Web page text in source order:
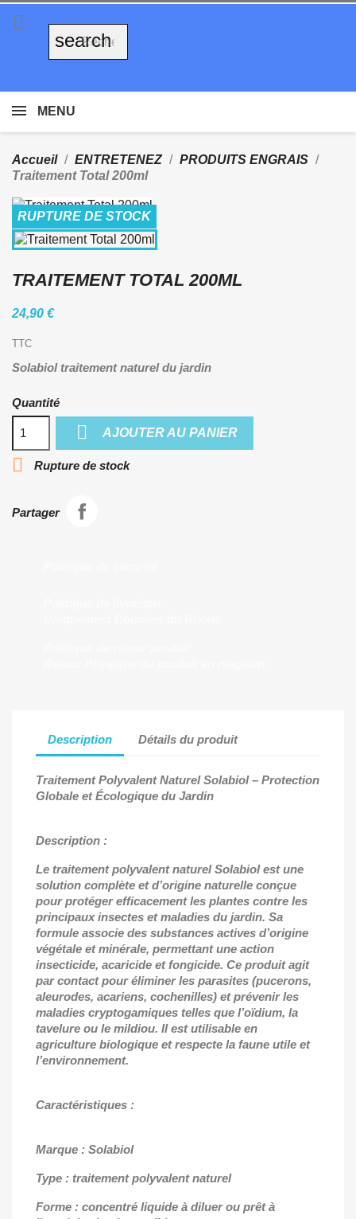

search
MENU
Accueil ENTRETENEZ
PRODUITS ENGRAIS
Traitement Total 200ml
RUPTURE DE STOCK
TRAITEMENT TOTAL 200ML
24,90 €
TTC
Solabiol traitement naturel du jardin
Quantité
 AJOUTER AU PANIER
 Rupture de stock
Partager
Description Détails du produit
Traitement Polyvalent Naturel Solabiol– Protection
Globale etÉcologique du Jardin
Description :
Le traitement polyvalent naturel Solabiol est une
solution complète et d’origine naturelle conçue
pour protéger efficacement les plantes contre les
principaux insectes et maladies du jardin. Sa
formule associe des substances actives d’origine
végétale et minérale, permettant une action
insecticide, acaricide et fongicide. Ce produit agit
par contact pour éliminer les parasites (pucerons,
aleurodes, acariens, cochenilles) et prévenir les
maladies cryptogamiques telles que l’oïdium, la
tavelure ou le mildiou. Il est utilisable en
agriculture biologique et respecte la faune utile et
l’environnement.
Caractéristiques :
Marque : Solabiol
Type : traitement polyvalent naturel
Forme : concentré liquide à diluer ou prêt à